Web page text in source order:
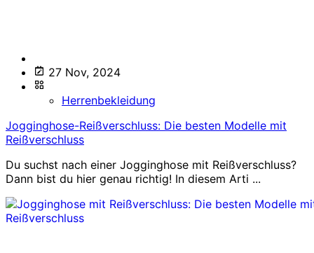
27 Nov, 2024
Herrenbekleidung
Jogginghose-Reißverschluss: Die besten Modelle mit
Reißverschluss
Du suchst nach einer Jogginghose mit Reißverschluss?
Dann bist du hier genau richtig! In diesem Arti ...